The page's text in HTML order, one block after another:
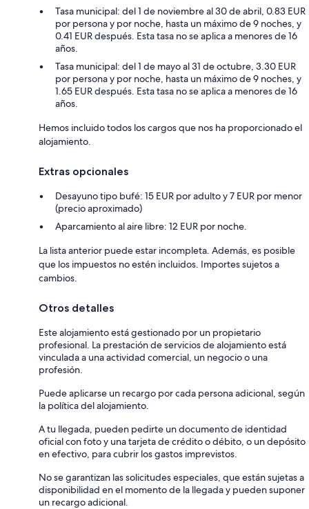
Tasa municipal: del 1 de noviembre al 30 de abril, 0.83 EUR
por persona y por noche, hasta un máximo de 9 noches, y
0.41 EUR después. Esta tasa no se aplica a menores de 16
años.
Tasa municipal: del 1 de mayo al 31 de octubre, 3.30 EUR
por persona y por noche, hasta un máximo de 9 noches, y
1.65 EUR después. Esta tasa no se aplica a menores de 16
años.
Hemos incluido todos los cargos que nos ha proporcionado el
alojamiento.
Extras opcionales
Desayuno tipo bufé: 15 EUR por adulto y 7 EUR por menor
(precio aproximado)
Aparcamiento al aire libre: 12 EUR por noche.
La lista anterior puede estar incompleta. Además, es posible
que los impuestos no estén incluidos. Importes sujetos a
cambios.
Otros detalles
Este alojamiento está gestionado por un propietario
profesional. La prestación de servicios de alojamiento está
vinculada a una actividad comercial, un negocio o una
profesión.
Puede aplicarse un recargo por cada persona adicional, según
la política del alojamiento.
A tu llegada, pueden pedirte un documento de identidad
oficial con foto y una tarjeta de crédito o débito, o un depósito
en efectivo, para cubrir los gastos imprevistos.
No se garantizan las solicitudes especiales, que están sujetas a
disponibilidad en el momento de la llegada y pueden suponer
un recargo adicional.